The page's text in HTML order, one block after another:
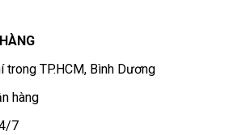
trong TP.HCM, Bình Dương
hàng
7